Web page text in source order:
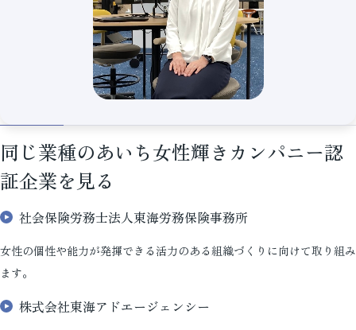
同じ業種のあいち女性輝きカンパニー認
証企業を見る
社会保険労務士法人東海労務保険事務所
女性の個性や能力が発揮できる活力のある組織づくりに向けて取り組み
ます。
株式会社東海アドエージェンシー